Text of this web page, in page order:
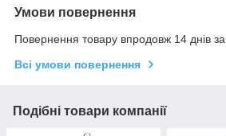
Умови повернення
Повернення товару впродовж 14 днів
Всі умови повернення
Подібні товари компанії